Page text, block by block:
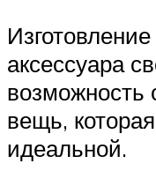
аксессуара
возможность
вещь,
идеальной.